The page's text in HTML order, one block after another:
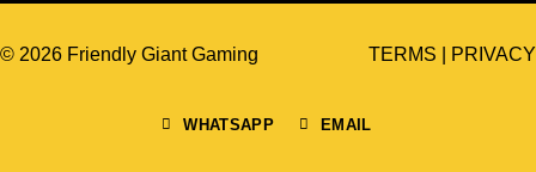
© 2026 Friendly Giant Gaming
WHATSAPP EMAIL
TERMS PRIVACY